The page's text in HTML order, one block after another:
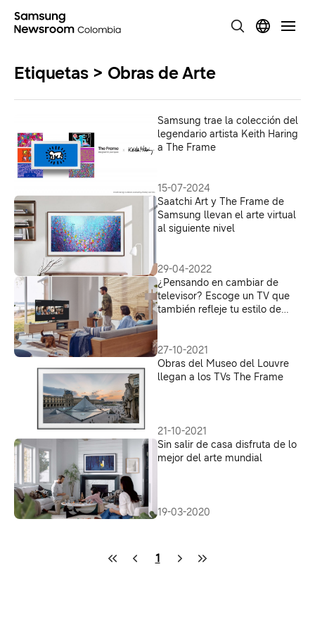
Etiquetas > Obras de Arte
Samsung trae la colección del
legendario artista Keith Haring
a The Frame
15-07-2024
Saatchi Art y The Frame de
Samsung llevan el arte virtual
al siguiente nivel
29-04-2022
¿Pensando en cambiar de
televisor? Escoge un TV que
también refleje tu estilo de
27-10-2021
Obras del Museo del Louvre
llegan a los TVs The Frame
21-10-2021
Sin salir de casa disfruta de lo
mejor del arte mundial
19-03-2020
1